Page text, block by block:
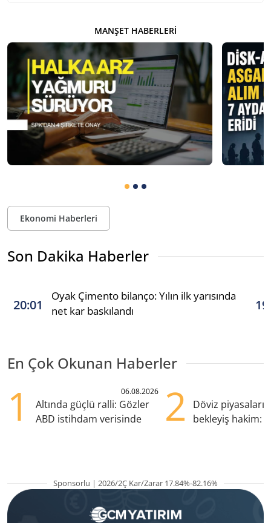
MANŞET HABERLERI
Ekonomi Haberleri
Son Dakika Haberler
20:01
Oyak Çimento bilanço: Yılın ilk yarısında
net kar baskılandı
En Çok Okunan Haberler
1 06.08.2026
Altında güçlü ralli: Gözler
ABD istihdam verisinde
2
Döviz
bekleyiş hakim:
Sponsorlu | 2026/2Ç Kar/Zarar 17.84%-82.16%